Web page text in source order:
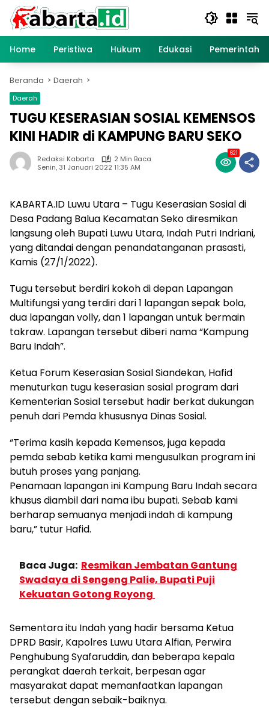
Langsung
konten
Home
Peristiwa Hukum Edukasi
Beranda Daerah
Daerah
TUGU KESERASIAN SOSIAL KEMENSOS
KINI HADIR di KAMPUNG BARU SEKO
Redaksi Kabarta
2 Min Baca
Senin, 31 Januari 2022 11:35 AM
621
KABARTA.ID Luwu Utara – Tugu Keserasian Sosial di
Desa Padang Balua Kecamatan Seko diresmikan
langsung oleh Bupati Luwu Utara, Indah Putri Indriani,
yang ditandai dengan penandatanganan prasasti,
Kamis (27/1/2022).
Tugu tersebut berdiri kokoh di depan Lapangan
Multifungsi yang terdiri dari 1 lapangan sepak bola,
dua lapangan volly, dan 1 lapangan untuk bermain
takraw. Lapangan tersebut diberi nama “Kampung
Baru Indah”.
Ketua Forum Keserasian Sosial Siandekan, Hafid
menuturkan tugu keserasian sosial program dari
Kementerian Sosial tersebut hadir berkat dukungan
penuh dari Pemda khususnya Dinas Sosial.
“Terima kasih kepada Kemensos, juga kepada
pemda sebab ketika kami mengusulkan program ini
butuh proses yang panjang.
Penamaan lapangan ini Kampung Baru Indah secara
khusus diambil dari nama ibu bupati. Sebab kami
berharap semuanya menjadi indah di kampung
baru,” tutur Hafid.
Baca Juga: Resmikan Jembatan Gantung
Swadaya di Sengeng Palie, Bupati Puji
Kekuatan Gotong Royong
Sementara itu Indah yang hadir bersama Ketua
DPRD Basir, Kapolres Luwu Utara Alfian, Perwira
Penghubung Syafaruddin, dan beberapa kepala
perangkat daerah terkait, berpesan agar
masyarakat dapat memanfaatkan lapangan
tersebut dengan sebaik-baiknya.